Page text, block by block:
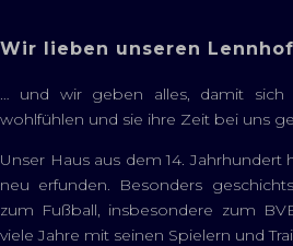
Wir lieben unseren
… und wir geben alles, damit sich
wohlfühlen und sie ihre Zeit bei uns
Unser Haus aus dem 14.
neu erfunden. Besonders
zum Fußball, insbesondere zum
viele Jahre mit seinen Spielern und